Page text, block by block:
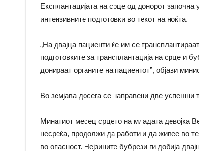
Експлантацијата на срце од донорот
интензивните подготовки во текот на ноќта.
„На двајца пациенти ќе им се
подготовките за трансплантација на срце и
донираат органите на пациентот”, објави
Во земјава досега се направени две успешни
Минатиот месец срцето на младата девојка
несреќа, продолжи да работи и да живее во
во опасност. Нејзините бубрези ги добија